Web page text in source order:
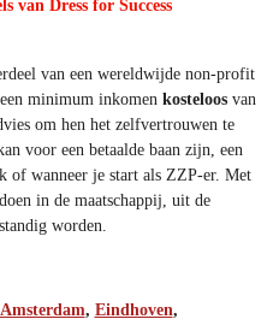
van Dress for Success
van een wereldwijde non-profit
minimum inkomen kosteloosvan
om hen het zelfvertrouwen te
voor een betaalde baan zijn, een
wanneer je start als ZZP-er. Met
in de maatschappij, uit de
worden.
Amsterdam, Eindhoven,